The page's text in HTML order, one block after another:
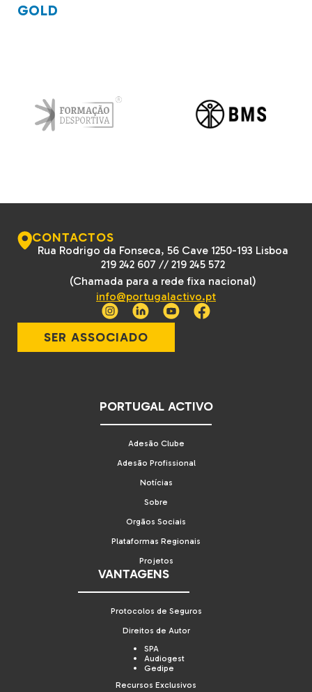
GOLD
CONTACTOS
Rua Rodrigo da Fonseca, 56 Cave 1250-193 Lisboa
219 242 607 //219 245 572
(Chamada para a rede fixa nacional)
info@portugalactivo.pt
SER ASSOCIADO
PORTUGAL ACTIVO
Adesão Clube
Adesão Profissional
Notícias
Sobre
Orgãos Sociais
Plataformas Regionais
Projetos
VANTAGENS
Protocolos de Seguros
Direitos de Autor
SPA
Audiogest
Gedipe
Recursos Exclusivos